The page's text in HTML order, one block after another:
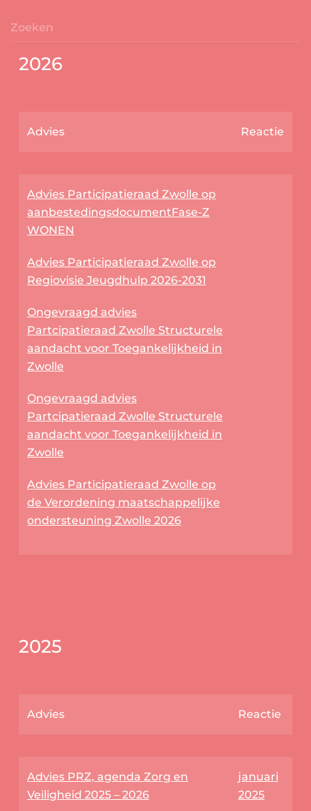
2026
Advies Reactie
Advies Participatieraad Zwolle op
aanbestedingsdocumentFase-Z
WONEN
Advies Participatieraad Zwolle op
Regiovisie Jeugdhulp 2026-2031
Ongevraagd advies
Partcipatieraad Zwolle Structurele
aandacht voor Toegankelijkheid in
Zwolle
Ongevraagd advies
Partcipatieraad Zwolle Structurele
aandacht voor Toegankelijkheid in
Zwolle
Advies Participatieraad Zwolle op
de Verordening maatschappelijke
ondersteuning Zwolle 2026
2025
Advies Reactie
Advies PRZ, agenda Zorg en
Veiligheid 2025 – 2026
januari
2025